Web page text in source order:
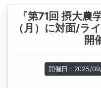
『第71回 摂大農
（月）に対面/ラ
開
開催日：2025/